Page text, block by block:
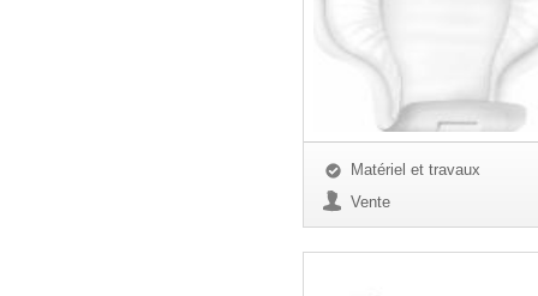
Matériel et travaux
Vente